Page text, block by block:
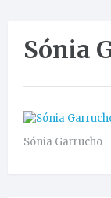
Sónia
Sónia Garrucho